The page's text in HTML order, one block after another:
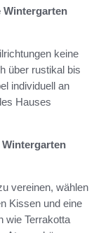
Wintergarten
keine
über rustikal bis
individuell an
Hauses
vereinen, wählen
Kissen und eine
wie Terrakotta